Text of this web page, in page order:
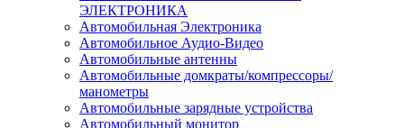
ЭЛЕКТРОНИКА
Автомобильная Электроника
Автомобильное Аудио-Видео
Автомобильные антенны
Автомобильные домкраты/компрессоры/
манометры
Автомобильные зарядные устройства
Автомобильный монитор